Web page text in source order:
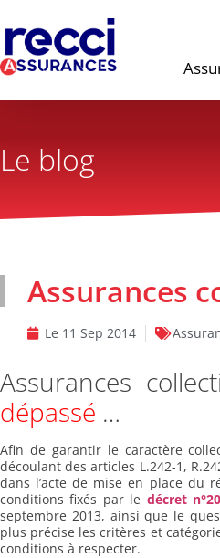
Le blog
Assurances
Le 11 Sep 2014
Assurances
dépassé …
Afin de garantir le caractère
découlant des articles L.242-1,
dans l’acte de mise en place du
conditions fixés par le décret
septembre 2013, ainsi que le
plus précise les critères et
conditions à respecter.